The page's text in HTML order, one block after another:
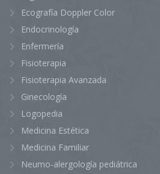
Ecografía Doppler Color
Endocrinología
Enfermería
Fisioterapia
Fisioterapia Avanzada
Ginecología
Logopedia
Medicina Estética
Medicina Familiar
Neumo-alergología pediátrica